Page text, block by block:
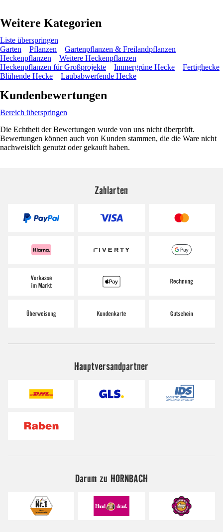
Weitere Kategorien
Liste überspringen
Garten
Pflanzen
Gartenpflanzen & Freilandpflanzen
Heckenpflanzen
Weitere Heckenpflanzen
Heckenpflanzen für Großprojekte
Immergrüne Hecke
Fertighecke
Blühende Hecke
Laubabwerfende Hecke
Kundenbewertungen
Bereich überspringen
Die Echtheit der Bewertungen wurde von uns nicht überprüft.
Bewertungen können auch von Kunden stammen, die die Ware nicht
nachweislich genutzt oder gekauft haben.
Zahlarten
Hauptversandpartner
Darum zu HORNBACH